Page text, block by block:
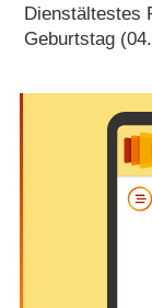
Dienstältestes
Geburtstag